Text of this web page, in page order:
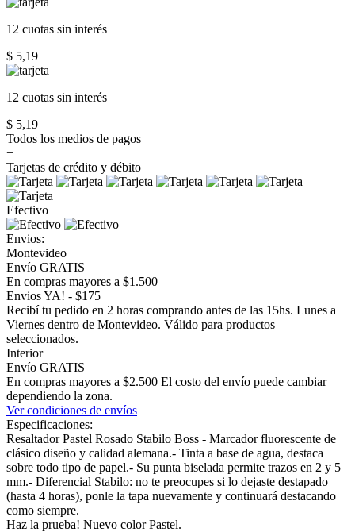
12 cuotas sin interés
$ 5,19
12 cuotas sin interés
$ 5,19
Todos los medios de pagos
+
Tarjetas de crédito y débito
Efectivo
Envios:
Montevideo
Envío GRATIS
En compras mayores a $1.500
Envios YA! - $175
Recibí tu pedido en 2 horas comprando antes de las 15hs. Lunes a
Viernes dentro de Montevideo. Válido para productos
seleccionados.
Interior
Envío GRATIS
En compras mayores a $2.500 El costo del envío puede cambiar
dependiendo la zona.
Ver condiciones de envíos
Especificaciones:
Resaltador Pastel Rosado Stabilo Boss - Marcador fluorescente de
clásico diseño y calidad alemana.- Tinta a base de agua, destaca
sobre todo tipo de papel.- Su punta biselada permite trazos en 2 y 5
mm.- Diferencial Stabilo: no te preocupes si lo dejaste destapado
(hasta 4 horas), ponle la tapa nuevamente y continuará destacando
como siempre.
Haz la prueba! Nuevo color Pastel.